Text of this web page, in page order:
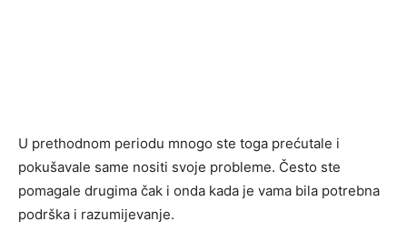
U prethodnom periodu mnogo ste toga prećutale i
pokušavale same nositi svoje probleme. Često ste
pomagale drugima čak i onda kada je vama bila potrebna
podrška i razumijevanje.